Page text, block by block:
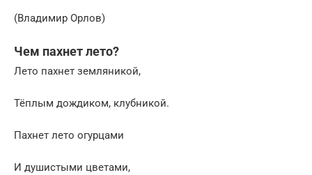
(Владимир Орлов)
Чем пахнет лето?
Лето пахнет земляникой,
Тёплым дождиком, клубникой.
Пахнет лето огурцами
И душистыми цветами,